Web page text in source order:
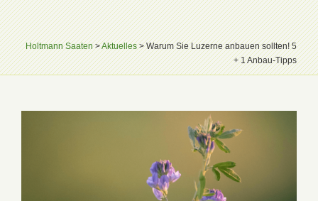
Holtmann Saaten>Aktuelles>Warum Sie Luzerne anbauen sollten! 5
+ 1 Anbau-Tipps